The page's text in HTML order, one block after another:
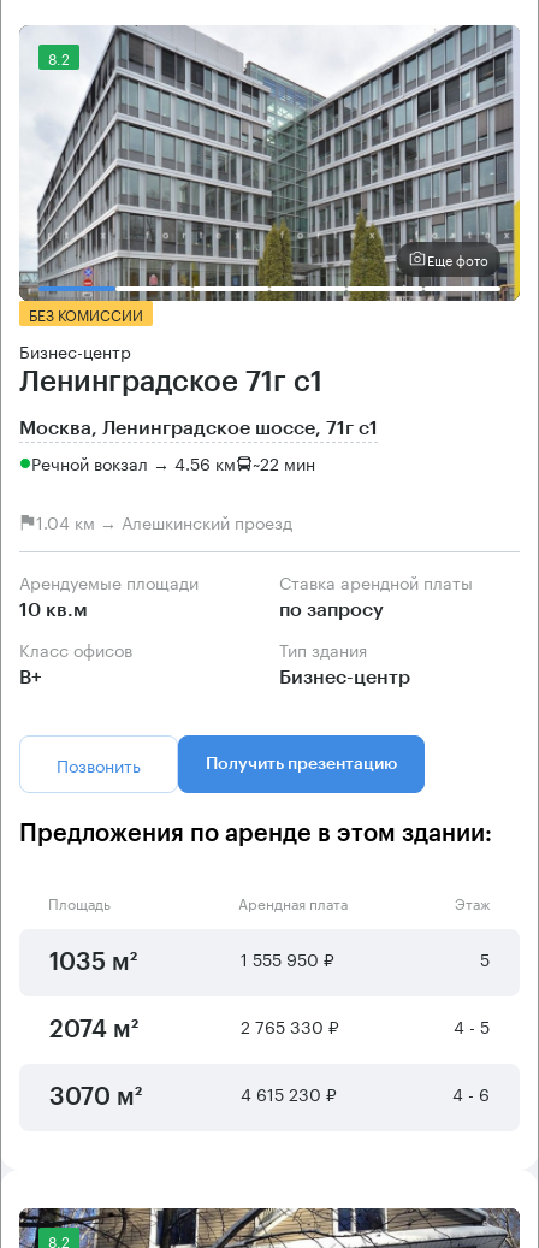
8.2
Еще фото
БЕЗ КОМИССИИ
Бизнес-центр
Ленинградское 71г с1
Москва, Ленинградское шоссе, 71г с1
Речной вокзал → 4.56 км ~22 мин
1.04 км → Алешкинский проезд
Арендуемые площади
10 кв.м
Ставка арендной платы
по запросу
Класс офисов
B+
Тип здания
Бизнес-центр
Позвонить Получить презентацию
Предложения по аренде в этом здании:
Площадь Арендная плата Этаж
1035 м² 1 555 950 ₽ 5
2074 м² 2 765 330 ₽ 4 - 5
3070 м² 4 615 230 ₽ 4 - 6
8.2